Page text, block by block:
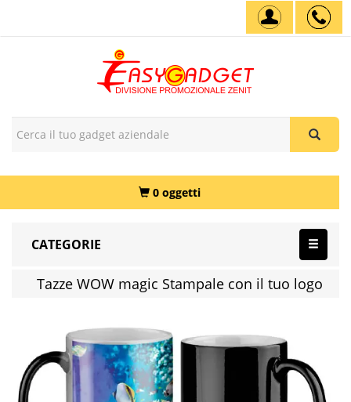
0 oggetti
CATEGORIE
Tazze WOW magic Stampale con il tuo logo